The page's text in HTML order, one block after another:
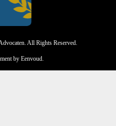
All Rights Reserved.
by Eenvoud.